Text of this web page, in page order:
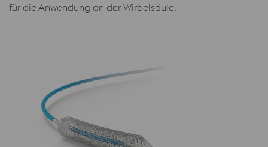
für die Anwendung an der Wirbelsäule.